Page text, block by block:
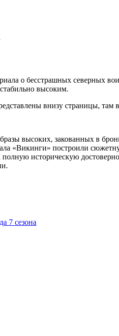
о бесстрашных северных
высоким.
внизу страницы, там
высоких, закованных в
«Викинги» построили
историческую
7 сезона